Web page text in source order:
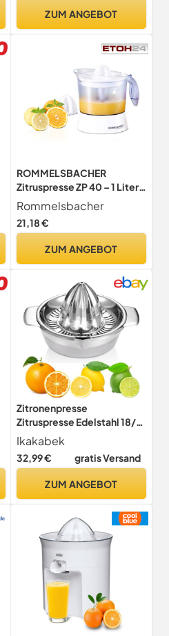
Handpresse • Fruchtpresse
ZUM ANGEBOT
ROMMELSBACHER
Zitruspresse ZP 40 – 1 Liter
Saftbehälter, leiser Motor,
Rechts-/Linkslauf,
Einstellung des
Presskegel für große und
Rommelsbacher
21,18 €
ZUM ANGEBOT
Zitronenpresse
Zitruspresse Edelstahl 18/8
Manuelle mit Behälter
350ml, Durchmesser 13,8
cm, Spülmaschinenfest,
Saftpresse Limettenpresse
Ikakabek
32,99 € gratis Versand
ZUM ANGEBOT